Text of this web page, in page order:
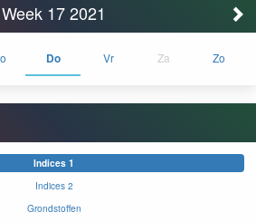
Week 17 2021
Do Vr Za Zo
Indices 1
Indices 2
Grondstoffen